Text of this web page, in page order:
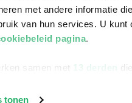
met andere informatie
van hun services. U
pagina.
samen met 13 derden
tonen